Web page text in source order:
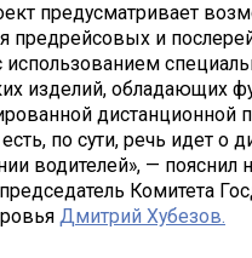
предусматривает
предрейсовых и
использованием
изделий, обладающих
дистанционной
по сути, речь идет о
водителей», — пояснил
Комитета
Дмитрий Хубезов.